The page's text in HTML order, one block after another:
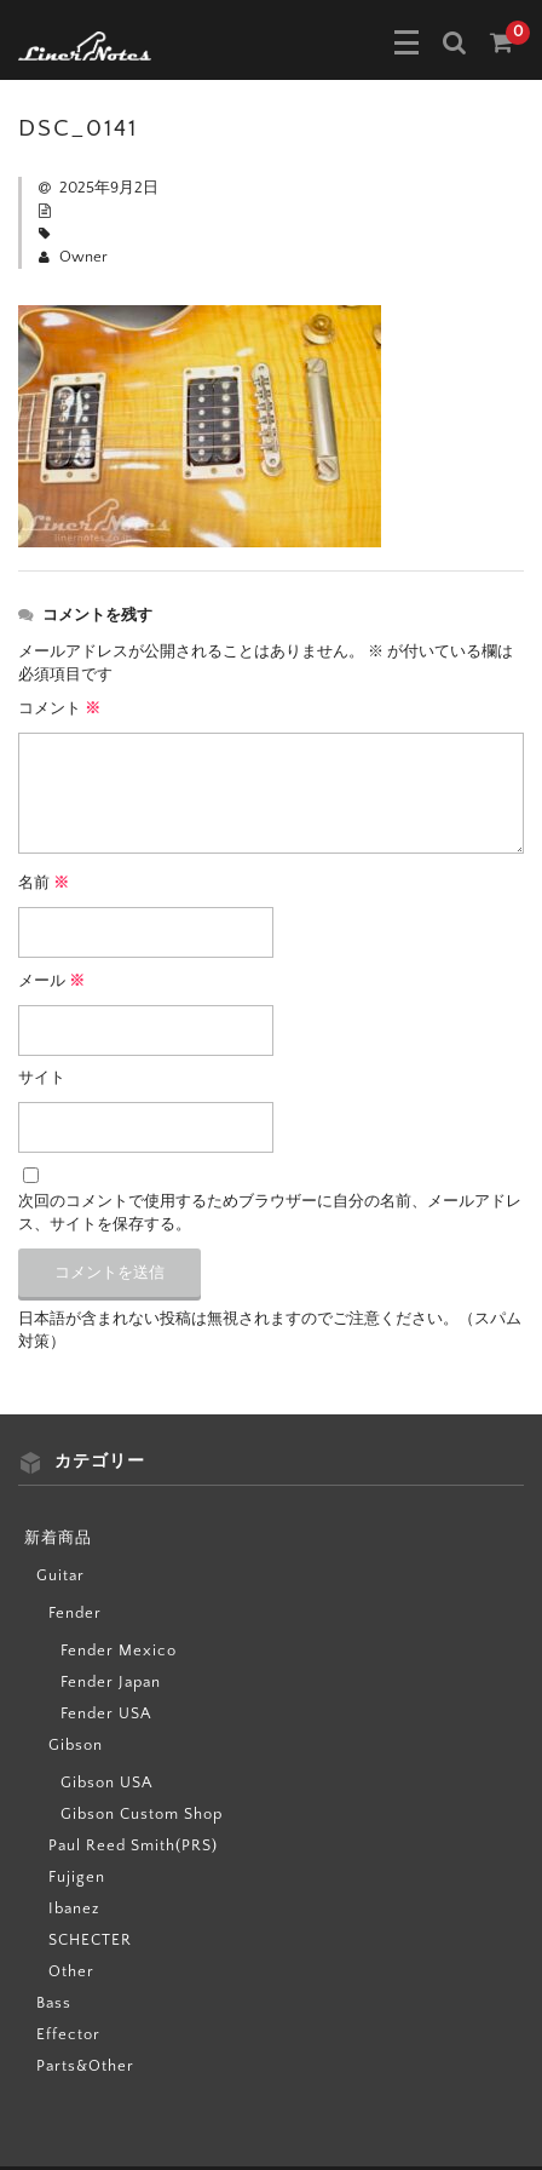
0
DSC_0141
2025年9月2日
Owner
コメントを残す
メールアドレスが公開されることはありません。 ※ が付いている欄は
必須項目です
コメント ※
名前 ※
メール ※
サイト
次回のコメントで使用するためブラウザーに自分の名前、メールアドレ
ス、サイトを保存する。
日本語が含まれない投稿は無視されますのでご注意ください。（スパム
対策）
カテゴリー
新着商品
Guitar
Fender
Fender Mexico
Fender Japan
Fender USA
Gibson
Gibson USA
Gibson Custom Shop
Paul Reed Smith(PRS)
Fujigen
Ibanez
SCHECTER
Other
Bass
Effector
Parts&Other